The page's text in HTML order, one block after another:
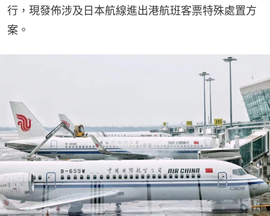
行，現發佈涉及日本航線進出港航班客票特殊處置方
案。